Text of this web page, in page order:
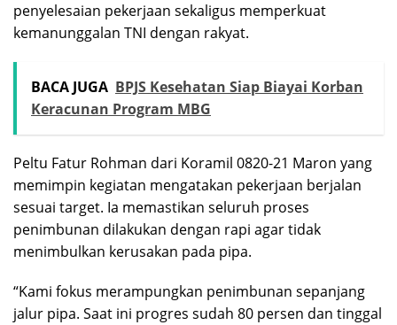
penyelesaian pekerjaan sekaligus memperkuat
kemanunggalan TNI dengan rakyat.
BACA JUGA BPJS Kesehatan Siap Biayai Korban
Keracunan Program MBG
Peltu Fatur Rohman dari Koramil 0820-21 Maron yang
memimpin kegiatan mengatakan pekerjaan berjalan
sesuai target. Ia memastikan seluruh proses
penimbunan dilakukan dengan rapi agar tidak
menimbulkan kerusakan pada pipa.
“Kami fokus merampungkan penimbunan sepanjang
jalur pipa. Saat ini progres sudah 80 persen dan tinggal